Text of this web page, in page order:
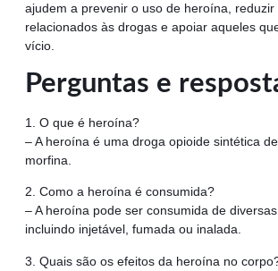
ajudem a prevenir o uso de heroína, reduzir
relacionados às drogas e apoiar aqueles
vício.
Perguntas e
1. O que é heroína?
– A heroína é uma droga opioide sintética
morfina.
2. Como a heroína é consumida?
– A heroína pode ser consumida de diversas
incluindo injetável, fumada ou inalada.
3. Quais são os efeitos da heroína no